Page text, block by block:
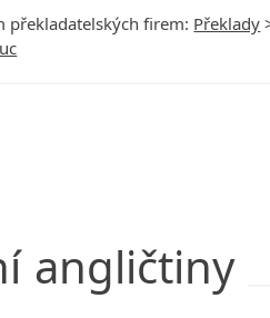
překladatelských firem: Překlady
angličtiny